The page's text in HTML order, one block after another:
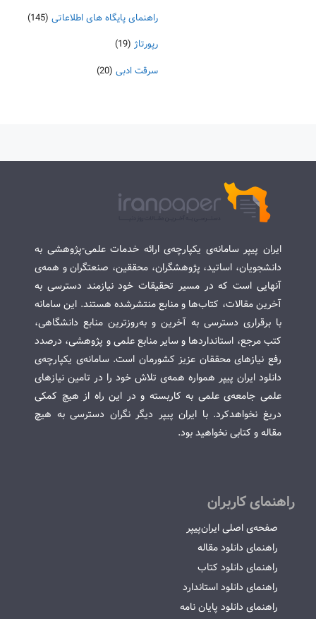
راهنمای پایگاه های اطلاعاتی (145)
رپورتاژ (19)
سرقت ادبی (20)
ایران پیپر سامانه‌ی یکپارچه‌ی ارائه خدمات علمی-پژوهشی به
دانشجویان، اساتید، پژوهشگران، محققین، صنعتگران و همه‌ی
آنهایی است که در مسیر تحقیقات خود نیازمند دسترسی به
آخرین مقالات، کتاب‌ها و منابع منتشرشده هستند. این سامانه
با برقراری دسترسی به آخرین و به‌روزترین منابع دانشگاهی،
کتب مرجع، استانداردها و سایر منابع علمی و پژوهشی، درصدد
رفع نیازهای محققان عزیز کشورمان است. سامانه‌ی یکپارچه‌ی
دانلود ایران پیپر همواره همه‌ی تلاش خود را در تامین نیازهای
علمی جامعه‌ی علمی به کاربسته و در این راه از هیچ کمکی
دریغ نخواهدکرد. با ایران پیپر دیگر نگران دسترسی به هیچ
مقاله و کتابی نخواهید بود.
راهنمای کاربران
صفحه‌ی اصلی ایران‌پیپر
راهنمای دانلود مقاله
راهنمای دانلود کتاب
راهنمای دانلود استاندارد
راهنمای دانلود پایان نامه